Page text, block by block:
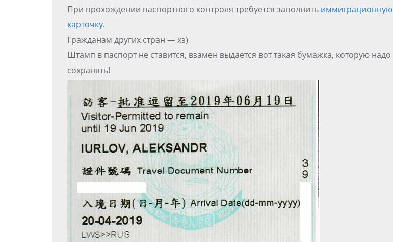
При прохождении паспортного контроля требуется заполнить иммиграционную
карточку.
Гражданам других стран — хз)
Штамп в паспорт не ставится, взамен выдается вот такая бумажка, которую надо
сохранять!